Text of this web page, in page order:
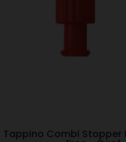
Tappino Combi Stopper